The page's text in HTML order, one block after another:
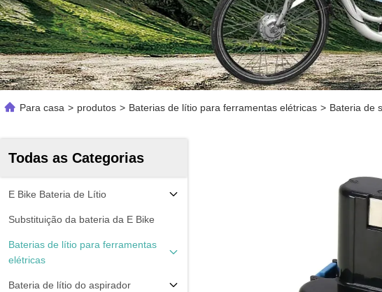
Para casa > produtos > Baterias de lítio para ferramentas elétricas > Bateria de
Todas as Categorias
E Bike Bateria de Lítio
Substituição da bateria da E Bike
Baterias de lítio para ferramentas
elétricas
Bateria de lítio do aspirador